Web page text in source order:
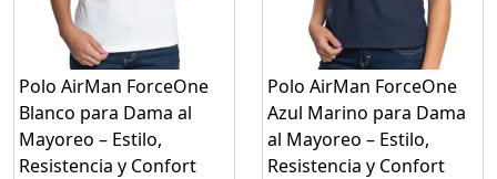
Polo AirMan ForceOne
Blanco para Dama al
Mayoreo – Estilo,
Resistencia y Confort
Polo AirMan ForceOne
Azul Marino para Dama
al Mayoreo – Estilo,
Resistencia y Confort